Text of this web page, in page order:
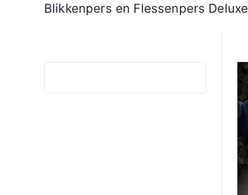
Blikkenpers en Flessenpers Deluxe